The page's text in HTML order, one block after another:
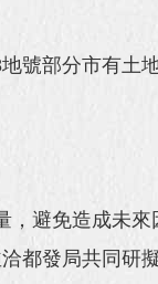
號部分市有
，避免造成未
都發局共同研